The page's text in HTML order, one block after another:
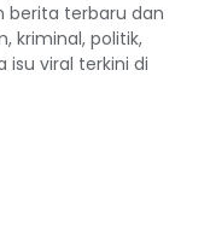
berita terbaru dan
kriminal, politik,
isu viral terkini di